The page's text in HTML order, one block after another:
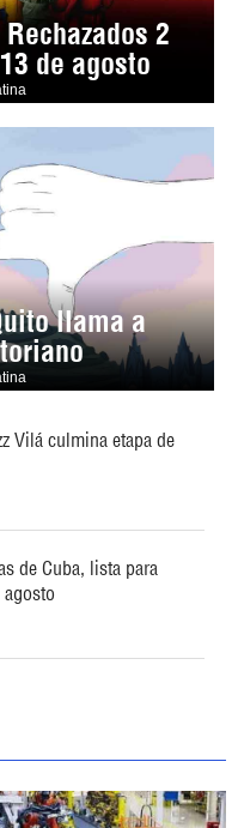
2
de agosto
llama a
Vilá culmina etapa de
de Cuba, lista para